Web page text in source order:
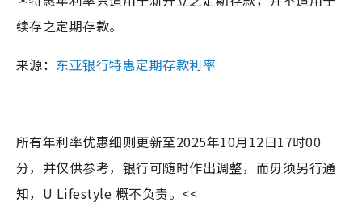
续存之定期存款。
来源： 东亚银行特惠定期存款利率
所有年利率优惠细则更新至2025年10月12日17时00
分，并仅供参考，银行可随时作出调整，而毋须另行通
知，U Lifestyle 概不负责。<<